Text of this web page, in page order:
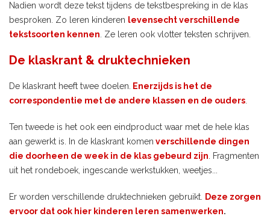
Nadien wordt deze tekst tijdens de tekstbespreking in de klas
besproken. Zo leren kinderen levensecht verschillende
tekstsoorten kennen . Ze leren ook vlotter teksten schrijven.
De klaskrant & druktechnieken
De klaskrant heeft twee doelen.
Enerzijds is het de
correspondentie met de andere klassen en de ouders
Ten tweede is het ook een eindproduct waar met de hele klas
aan gewerkt is. In de klaskrant komen verschillende dingen
die doorheen de week in de klas gebeurd zijn . Fragmenten
uit het rondeboek, ingescande werkstukken, weetjes...
Er worden verschillende druktechnieken gebruikt.
Deze zorgen
ervoor dat ook hier kinderen leren samenwerken.